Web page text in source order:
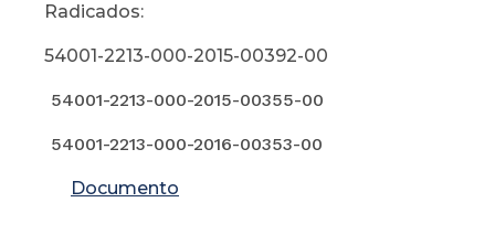
Radicados:
54001-2213-000-2015-00392-00
54001-2213-000-2015-00355-00
54001-2213-000-2016-00353-00
Documento